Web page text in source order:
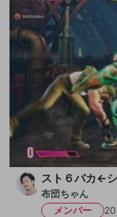
スト６バカ←
布団ちゃん
メンバー